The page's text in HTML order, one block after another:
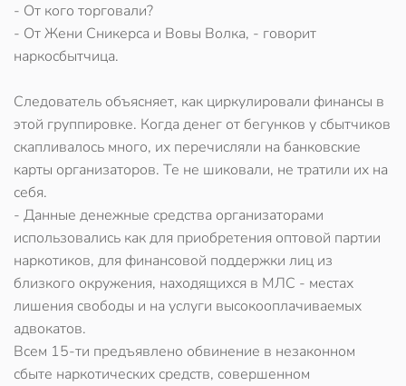
- От кого торговали?
- От Жени Сникерса и Вовы Волка, - говорит
наркосбытчица.
Следователь объясняет, как циркулировали финансы в
этой группировке. Когда денег от бегунков у сбытчиков
скапливалось много, их перечисляли на банковские
карты организаторов. Те не шиковали, не тратили их на
себя.
- Данные денежные средства организаторами
использовались как для приобретения оптовой партии
наркотиков, для финансовой поддержки лиц из
близкого окружения, находящихся в МЛС - местах
лишения свободы и на услуги высокооплачиваемых
адвокатов.
Всем 15-ти предъявлено обвинение в незаконном
сбыте наркотических средств, совершенном